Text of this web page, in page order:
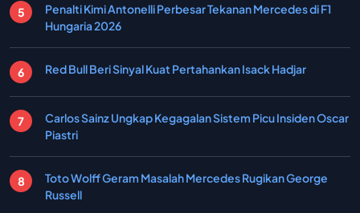
Penalti Kimi Antonelli Perbesar Tekanan Mercedes di F1
Hungaria 2026
Red Bull Beri Sinyal Kuat Pertahankan Isack Hadjar
Carlos Sainz Ungkap Kegagalan Sistem Picu Insiden Oscar
Piastri
Toto Wolff Geram Masalah Mercedes Rugikan George
Russell